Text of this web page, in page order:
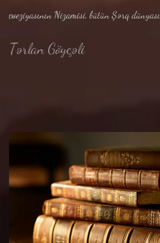
poeziyasının Nizamisi, bütün Şərq
Tərlan Göyçəli